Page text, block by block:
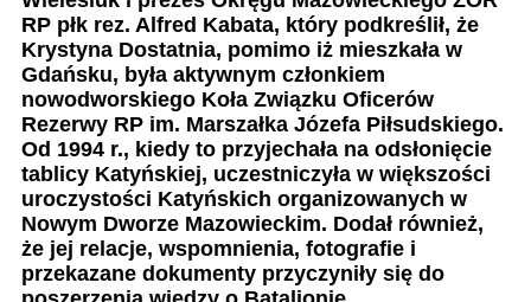
RP płk rez. Alfred Kabata, który podkreślił, że
Krystyna Dostatnia, pomimo iż mieszkała w
Gdańsku, była aktywnym członkiem
nowodworskiego Koła Związku Oficerów
Rezerwy RP im. Marszałka Józefa Piłsudskiego.
Od 1994 r., kiedy to przyjechała na odsłonięcie
tablicy Katyńskiej, uczestniczyła w większości
uroczystości Katyńskich organizowanych w
Nowym Dworze Mazowieckim. Dodał również,
że jej relacje, wspomnienia, fotografie i
przekazane dokumenty przyczyniły się do